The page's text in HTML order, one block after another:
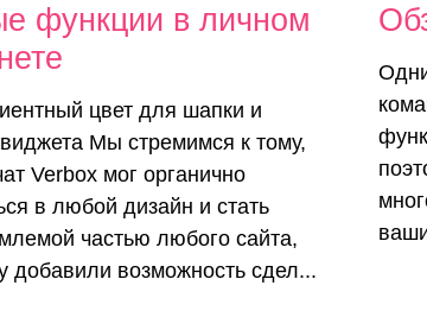
функции в личном
цвет для шапки и
Мы стремимся к тому,
Verbox мог органично
в любой дизайн и стать
частью любого сайта,
добавили возможность сдел...